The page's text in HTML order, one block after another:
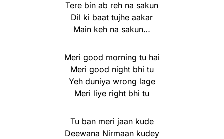
Tere bin ab reh na sakun
Dil ki baat tujhe aakar
Main keh na sakun…
Meri good morning tu hai
Meri good night bhi tu
Yeh duniya wrong lage
Meri liye right bhi tu
Tu ban meri jaan kude
Deewana Nirmaan kudey